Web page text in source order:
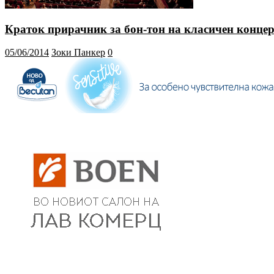
Краток прирачник за бон-тон на класичен
05/06/2014 Зоки Панкер 0